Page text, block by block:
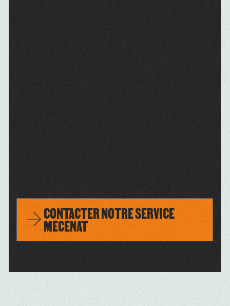
CONTACTER NOTRE SERVICE
MÉCÉNAT